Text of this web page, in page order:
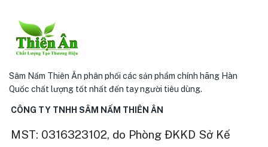
Sâm Nấm Thiên Ân phân phối các sản phẩm chính hãng Hàn
Quốc chất lượng tốt nhất đến tay người tiêu dùng.
CÔNG TY TNHH SÂM NẤM THIÊN ÂN
MST: 0316323102, do Phòng ĐKKD Sở Kế